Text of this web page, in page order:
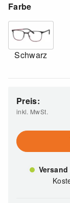
Farbe
Schwarz
Preis:
inkl. MwSt.